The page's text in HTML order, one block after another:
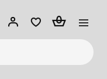
Giriş
Adet